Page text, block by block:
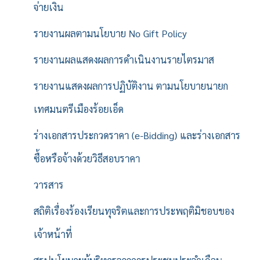
จ่ายเงิน
รายงานผลตามนโยบาย No Gift Policy
รายงานผลแสดงผลการดำเนินงานรายไตรมาส
รายงานแสดงผลการปฏิบัติงาน ตามนโยบายนายก
เทศมนตรีเมืองร้อยเอ็ด
ร่างเอกสารประกวดราคา (e-Bidding) และร่างเอกสาร
ซื้อหรือจ้างด้วยวิธีสอบราคา
วารสาร
สถิติเรื่องร้องเรียนทุจริตและการประพฤติมิชอบของ
เจ้าหน้าที่